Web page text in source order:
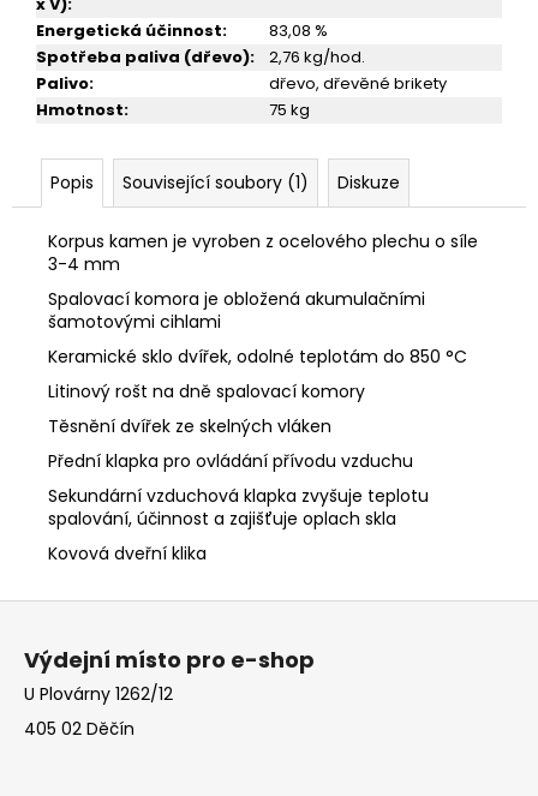
Energetická účinnost:
83,08 %
Spotřeba paliva (dřevo):
2,76 kg/hod.
Palivo:
dřevo, dřevěné brikety
Hmotnost: 75 kg
Popis Související soubory (1) Diskuze
Korpus kamen je vyroben z ocelového plechu o síle
3-4 mm
Spalovací komora je obložená akumulačními
šamotovými cihlami
Keramické sklo dvířek, odolné teplotám do 850 °C
Litinový rošt na dně spalovací komory
Těsnění dvířek ze skelných vláken
Přední klapka pro ovládání přívodu vzduchu
Sekundární vzduchová klapka zvyšuje teplotu
spalování, účinnost a zajišťuje oplach skla
Kovová dveřní klika
Z
Výdejní místo pro e-shop
U Plovárny 1262/12
405 02 Děčín